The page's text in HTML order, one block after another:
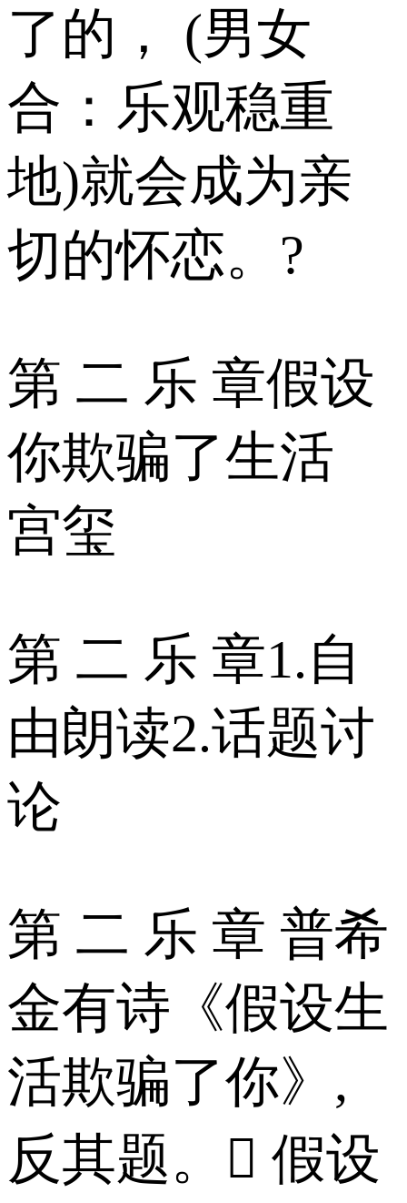
了的， (男女
合：乐观稳重
地)就会成为亲
切的怀恋。?
第 二 乐 章假设
你欺骗了生活
宫玺
第 二 乐 章1.自
由朗读2.话题讨
论
第 二 乐 章 普希
金有诗《假设生
活欺骗了你》,
反其题。 假设